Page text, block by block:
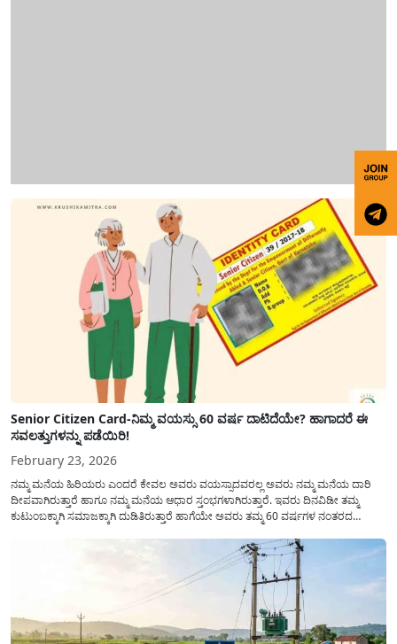
Senior Citizen Card-ನಿಮ್ಮ ವಯಸ್ಸು 60 ವರ್ಷ ದಾಟಿದೆಯೇ? ಹಾಗಾದರೆ ಈ
ಸವಲತ್ತುಗಳನ್ನು ಪಡೆಯಿರಿ!
February 23, 2026
ನಮ್ಮ ಮನೆಯ ಹಿರಿಯರು ಎಂದರೆ ಕೇವಲ ಅವರು ವಯಸ್ಸಾದವರಲ್ಲ ಅವರು ನಮ್ಮ ಮನೆಯ ದಾರಿ
ದೀಪವಾಗಿರುತ್ತಾರೆ ಹಾಗೂ ನಮ್ಮ ಮನೆಯ ಆಧಾರ ಸ್ತಂಭಗಳಾಗಿರುತ್ತಾರೆ. ಇವರು ದಿನವಿಡೀ ತಮ್ಮ
ಕುಟುಂಬಕ್ಕಾಗಿ ಸಮಾಜಕ್ಕಾಗಿ ದುಡಿತಿರುತ್ತಾರೆ ಹಾಗೆಯೇ ಅವರು ತಮ್ಮ 60 ವರ್ಷಗಳ ನಂತರದ